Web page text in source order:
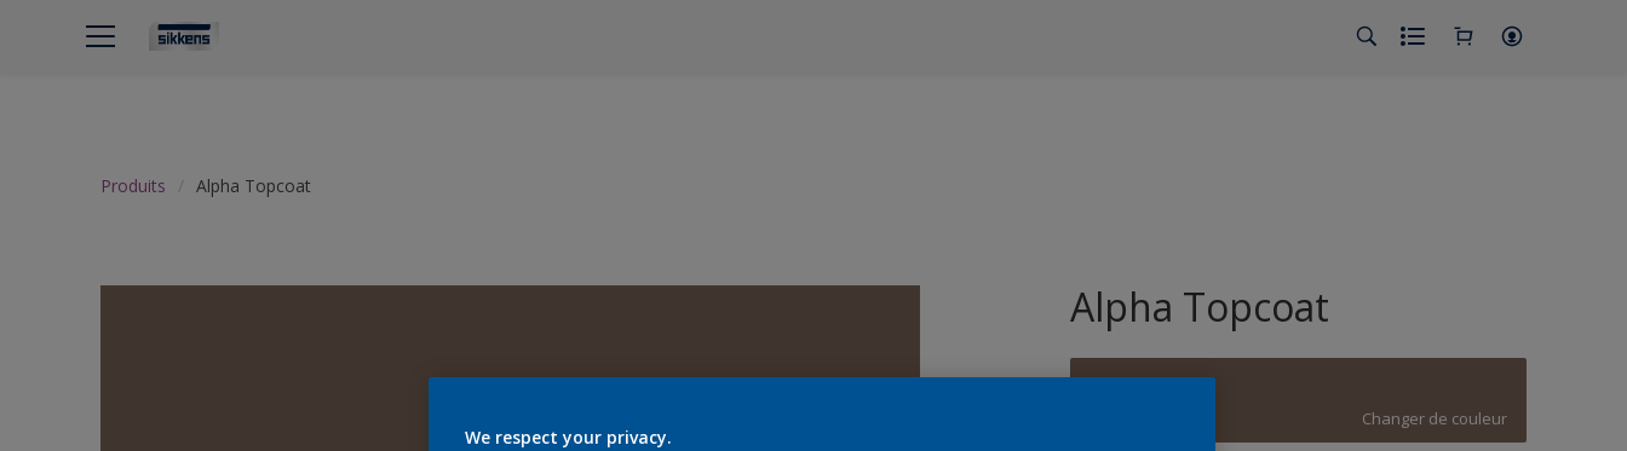
Produits Alpha Topcoat
Alpha Topcoat
Changer de couleur
We respect your privacy.